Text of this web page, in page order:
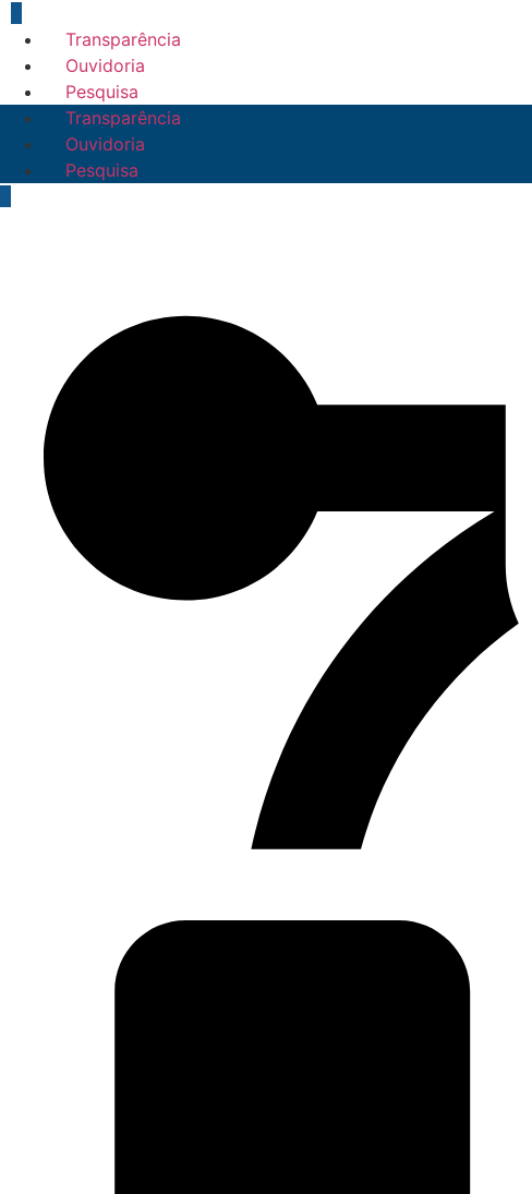
Transparência
Ouvidoria
Pesquisa
Transparência
Ouvidoria
Pesquisa